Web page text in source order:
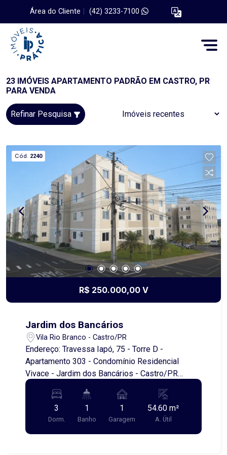
Área do Cliente (42) 3233-7100
23 IMÓVEIS APARTAMENTO PADRÃO EM CASTRO, PR
PARA VENDA
Refinar Pesquisa
Cód. 2240
R$ 250.000,00 V
Jardim dos Bancários
Vila Rio Branco - Castro/PR
Endereço: Travessa Iapó, 75 - Torre D -
Apartamento 303 - Condomínio Residencial
Vivace - Jardim dos Bancários - Castro/PR
Apartamento Semimobiliado à Venda |
Condomínio Vivace - Castro/PR Conforto,
praticidade e segurança em um só lugar! Este
excelente apartamento semimobiliado no
Condomínio Vivace é ideal para quem busca
3
Dorm.
1
Banho
1
Garagem
54.60 m²
A. Útil